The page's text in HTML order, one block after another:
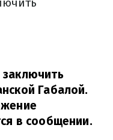
Габалой.
в сообщении.